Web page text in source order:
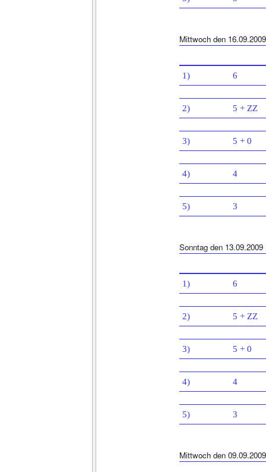
Mittwoch den 16.09.2009
1) 6
2) 5 + ZZ
3) 5 + 0
4) 4
5) 3
Sonntag den 13.09.2009
1) 6
2) 5 + ZZ
3) 5 + 0
4) 4
5) 3
Mittwoch den 09.09.2009